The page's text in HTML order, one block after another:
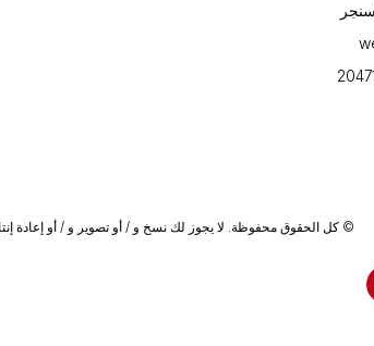
© كل الحقوق محفوظة. لا يجوز لك نسخ و / أو تصوير و / أو إعادة